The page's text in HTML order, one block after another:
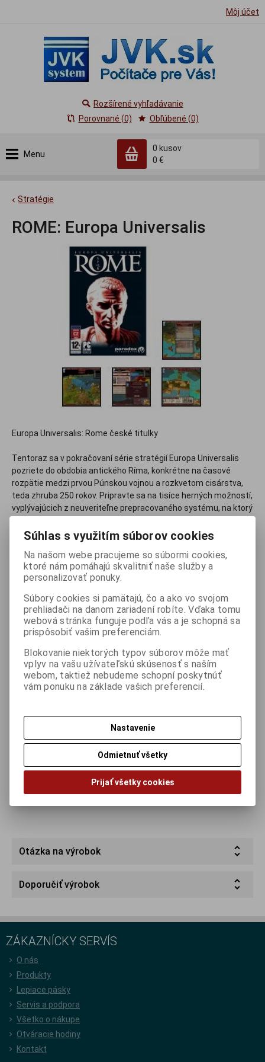
Môj účet
Menu
0 kusov
0 €
Rozšírené vyhľadávanie
Porovnané (0)
Obľúbené (0)
Stratégie
ROME: Europa Universalis
Europa Universalis: Rome české titulky
Tentoraz sa v pokračovaní série stratégií Europa Universalis
pozriete do obdobia antického Ríma, konkrétne na časové
rozpätie medzi prvou Púnskou vojnou a rozkvetom cisárstva,
teda zhruba 250 rokov. Pripravte sa na tisíce herných možností,
vyplývajúcich z neuveriteľne prepracovaného systému, na ktorý
zakaždým si totiž môžete zvoliť vlastný spôsob ako sa v hre
Minimálna konfigurácia :
Windows 2000, XP, Vista[32bit], procesor 1900MHz, pamäť
512MB RAM, grafická karta s 128MB RAM, DVDROM
Katalógová cena s DPH:5,11 €
(4,16 € Cena bez DPH)
Akčná zľava50,00 % -
ušetříte : 2,55 €

ks Kúpiť
Porovnať Pridať k obľúbeným Tlač
Otázka na výrobok
Doporučiť výrobok
ZÁKAZNÍCKY SERVÍS
O nás
Produkty
Lepiace pásky
Servis a podpora
Všetko o nákupe
Otváracie hodiny
Kontakt
Súhlas s využitím súborov cookies
Na našom webe pracujeme so súbormi cookies,
ktoré nám pomáhajú skvalitniť naše služby a
personalizovať ponuky.
Súbory cookies si pamätajú, čo a ako vo svojom
prehliadači na danom zariadení robíte. Vďaka tomu
webová stránka funguje podľa vás a je schopná sa
prispôsobiť vašim preferenciám.
Blokovanie niektorých typov súborov môže mať
vplyv na vašu užívateľskú skúsenosť s naším
webom, taktiež nebudeme schopní poskytnúť
vám ponuku na základe vašich preferencií.
Nastavenie
Odmietnuť všetky
Prijať všetky cookies